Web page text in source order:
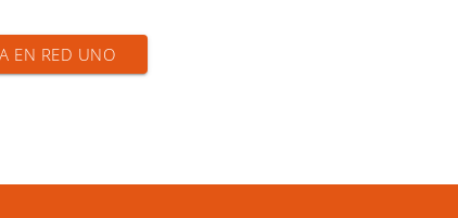
EN RED UNO